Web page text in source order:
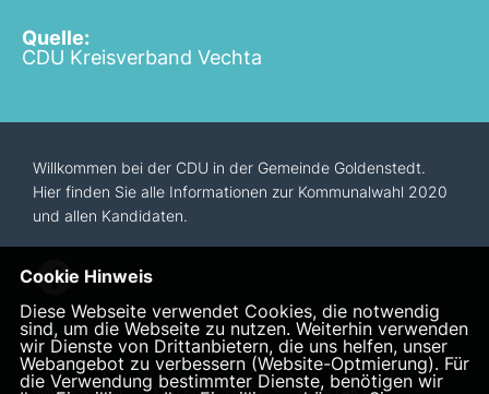
Quelle:
CDU Kreisverband Vechta
Willkommen bei der CDU in der Gemeinde Goldenstedt.
Hier finden Sie alle Informationen zur Kommunalwahl 2020
und allen Kandidaten.
Cookie Hinweis
Diese Webseite verwendet Cookies, die notwendig
sind, um die Webseite zu nutzen. Weiterhin verwenden
wir Dienste von Drittanbietern, die uns helfen, unser
Webangebot zu verbessern (Website-Optmierung). Für
die Verwendung bestimmter Dienste, benötigen wir